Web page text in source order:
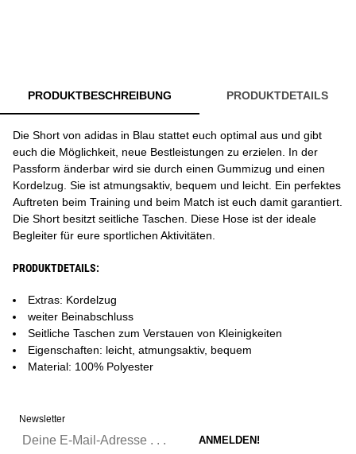
PRODUKTBESCHREIBUNG PRODUKTDETAILS
Die Short von adidas in Blau stattet euch optimal aus und gibt
euch die Möglichkeit, neue Bestleistungen zu erzielen. In der
Passform änderbar wird sie durch einen Gummizug und einen
Kordelzug. Sie ist atmungsaktiv, bequem und leicht. Ein perfektes
Auftreten beim Training und beim Match ist euch damit garantiert.
Die Short besitzt seitliche Taschen. Diese Hose ist der ideale
Begleiter für eure sportlichen Aktivitäten.
PRODUKTDETAILS:
Extras: Kordelzug
weiter Beinabschluss
Seitliche Taschen zum Verstauen von Kleinigkeiten
Eigenschaften: leicht, atmungsaktiv, bequem
Material: 100% Polyester
Newsletter